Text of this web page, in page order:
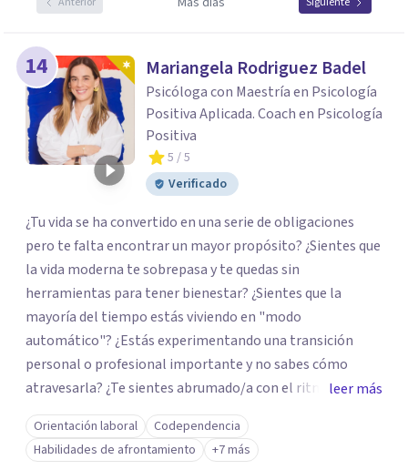
14 Mariangela Rodriguez Badel
Psicóloga con Maestría en Psicología
Positiva Aplicada. Coach en Psicología
Positiva
5 / 5
Verificado
¿Tu vida se ha convertido en una serie de obligaciones
pero te falta encontrar un mayor propósito? ¿Sientes que
la vida moderna te sobrepasa y te quedas sin
herramientas para tener bienestar? ¿Sientes que la
mayoría del tiempo estás viviendo en "modo
automático"? ¿Estás experimentando una transición
personal o profesional importante y no sabes cómo
atravesarla? ¿Te sientes abrumado/a con el ritmo de tu
día a día y te preguntas si hay una mejor manera de vivir?
¿Aunque no estás deprimido/a sientes que te gustaría
potenciar tu capacidad de bienestar? Hola, Soy
leer más
Orientación laboral
Codependencia
Habilidades de afrontamiento
+7 más